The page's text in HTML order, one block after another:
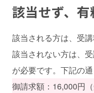
該当せず、
該当される方は、受
該当されない方は、
が必要です。下記の
御請求額：16,000円